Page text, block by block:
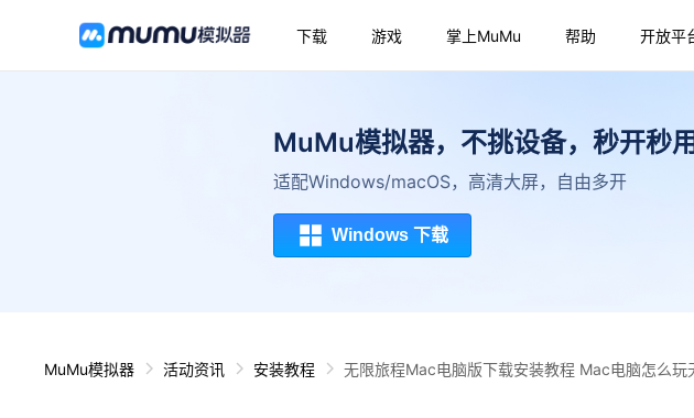
下载 游戏 掌上MuMu 帮助 开放平
MuMu模拟器，不挑设备，秒开秒用
适配Windows/macOS，高清大屏，自由多开
Windows 下载
MuMu模拟器 活动资讯 安装教程 无限旅程Mac电脑版下载安装教程 Mac电脑怎么玩